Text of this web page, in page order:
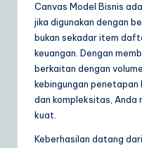
Canvas Model Bisnis
jika digunakan dengan
bukan sekadar item
keuangan. Dengan
berkaitan dengan
kebingungan
dan kompleksitas, Anda
kuat.
Keberhasilan datang